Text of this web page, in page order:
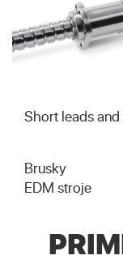
Short leads
Brusky
EDM stroje